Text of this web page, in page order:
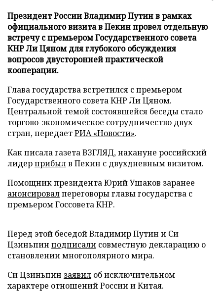
Президент России Владимир Путин в рамках
официального визита в Пекин провел отдельную
встречу с премьером Государственного совета
КНР Ли Цяном для глубокого обсуждения
вопросов двусторонней практической
кооперации.
Глава государства встретился с премьером
Государственного совета КНР Ли Цяном.
Центральной темой состоявшейся беседы стало
торгово-экономическое сотрудничество двух
стран, передаетРИА «Новости».
Как писала газета ВЗГЛЯД, накануне российский
лидерприбылв Пекин с двухдневным визитом.
Помощник президента Юрий Ушаков заранее
анонсировалпереговоры главы государства с
премьером Госсовета КНР.
Перед этой беседой Владимир Путин и Си
Цзиньпин подписали совместную декларацию о
становлении многополярного мира.
Си Цзиньпин заявил об исключительном
характере отношений России и Китая.